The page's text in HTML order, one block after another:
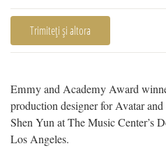
Trimiteți și altora
Emmy and Academy Award
production designer for Avatar
Shen Yun at The Music Center’s
Los Angeles.